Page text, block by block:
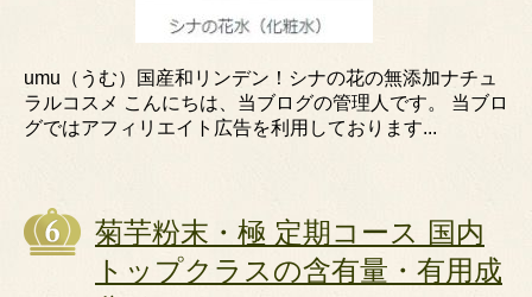
umu（うむ）国産和リンデン！シナの花の無添加ナチュ
ラルコスメ こんにちは、当ブログの管理人です。 当ブロ
グではアフィリエイト広告を利用しております...
菊芋粉末・極 定期コース 国内
トップクラスの含有量・有用成